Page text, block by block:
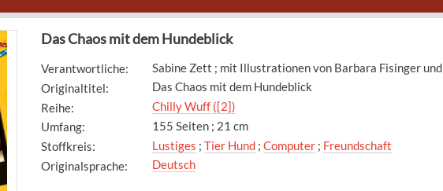
Das Chaos mit dem Hundeblick
Verantwortliche:
Sabine Zett ; mit Illustrationen von Barbara Fisinger
Originaltitel:
Das Chaos mit dem Hundeblick
Reihe:
Chilly Wuff ([2])
Umfang:
155 Seiten ; 21 cm
Stoffkreis: Lustiges ; Tier Hund; Computer; Freundschaft
Originalsprache: Deutsch